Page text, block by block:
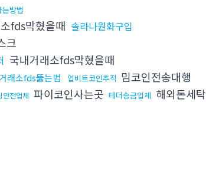
방법
fds막혔을때 솔라나원화구입
크
국내거래소fds막혔을때
래소fds뚫는법 업비트코인추적 밈코인전송대행
안전업체 파이코인사는곳 테더송금업체 해외돈세탁